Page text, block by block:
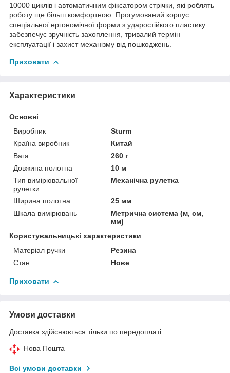
10000 циклів і автоматичним фіксатором стрічки, які роблять
роботу ще більш комфортною. Прогумований корпус
спеціальної ергономічної форми з ударостійкого пластику
забезпечує зручність захоплення, тривалий термін
експлуатації і захист механізму від пошкоджень.
Приховати
Характеристики
Основні
Виробник
Sturm
Країна виробник
Китай
Вага
260 г
Довжина полотна
10 м
Тип вимірювальної
рулетки
Механічна рулетка
Ширина полотна
25 мм
Шкала вимірювань
Метрична система (м, см,
мм)
Користувальницькі характеристики
Матеріал ручки
Резина
Стан
Нове
Приховати
Умови доставки
Доставка здійснюється тільки по передоплаті.
Нова Пошта
Всі умови доставки